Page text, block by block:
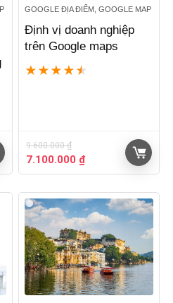
GOOGLE ĐỊA ĐIỂM, GOOGLE MAP
Định vị doanh nghiệp
trên Google maps
★ ★ ★ ★ ★
9.600.000₫
Giá
gốc
9.600.000 ₫.
7.100.000 ₫Giá
hiện
là:
7.100.000 ₫.